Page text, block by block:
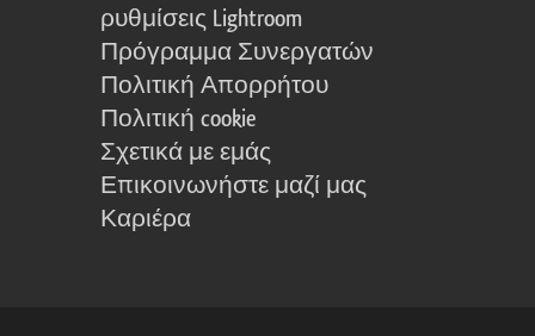
ρυθμίσεις Lightroom
Πρόγραμμα Συνεργατών
Πολιτική Απορρήτου
Πολιτική cookie
Σχετικά με εμάς
Επικοινωνήστε μαζί μας
Καριέρα